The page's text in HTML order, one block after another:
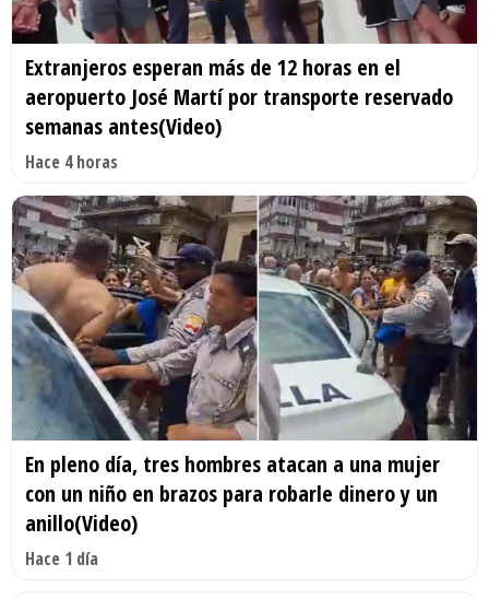
Extranjeros esperan más de 12 horas en el
aeropuerto José Martí por transporte reservado
semanas antes(Video)
Hace 4 horas
En pleno día, tres hombres atacan a una mujer
con un niño en brazos para robarle dinero y un
anillo(Video)
Hace 1 día